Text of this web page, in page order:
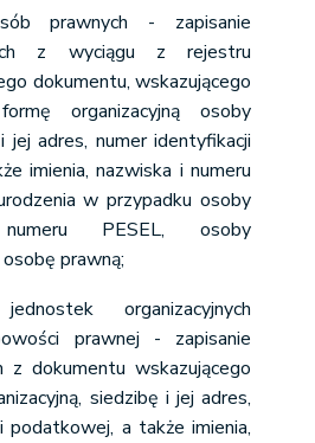
prawnych - zapisanie
z wyciągu z rejestru
dokumentu, wskazującego
organizacyjną osoby
jej adres, numer identyfikacji
imienia, nazwiska i numeru
w przypadku osoby
numeru PESEL, osoby
prawną;
organizacyjnych
prawnej - zapisanie
z dokumentu wskazującego
siedzibę i jej adres,
podatkowej, a także imienia,